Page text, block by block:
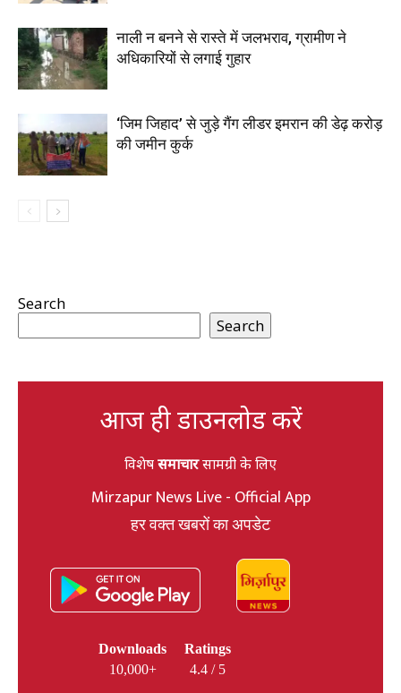
नाली न बनने से रास्ते में जलभराव, ग्रामीण ने
अधिकारियों से लगाई गुहार
‘जिम जिहाद’ से जुड़े गैंग लीडर इमरान की डेढ़ करोड़
की जमीन कुर्क
Search
Search
आज ही डाउनलोड करें
विशेषसमाचारसामग्री के लिए
Mirzapur News Live - Official App
हर वक्त खबरों का अपडेट
Downloads
10,000+
Ratings
4.4 / 5